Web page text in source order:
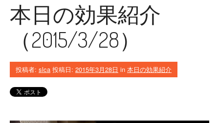
本日の効果紹介
（2015/3/28）
投稿者: slca 投稿日: 2015年3月28日 in 本日の効果紹介